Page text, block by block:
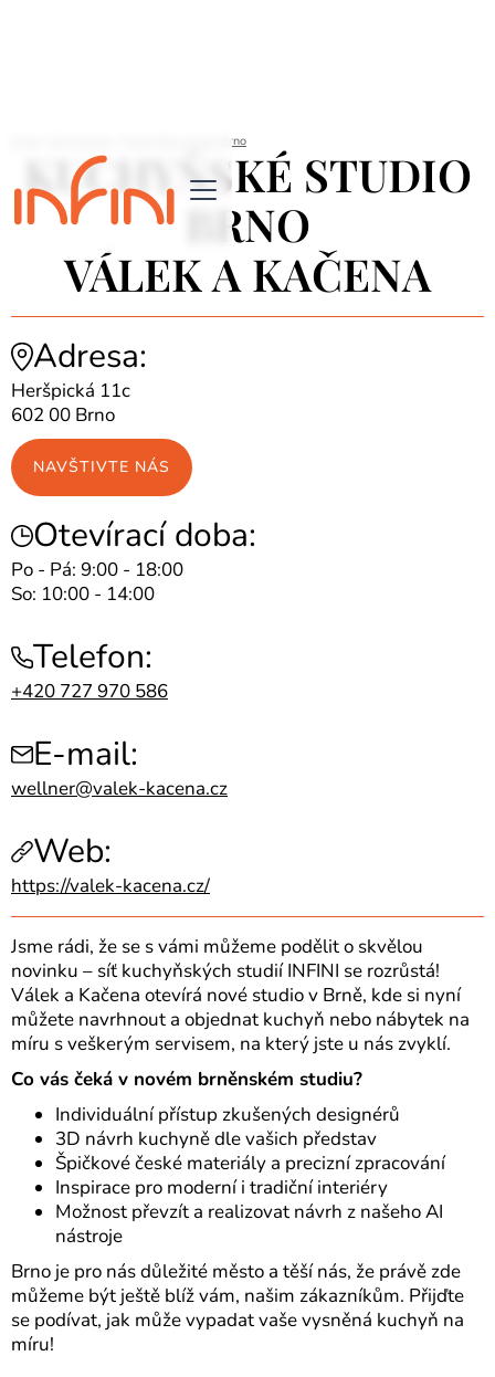
Kuchyňské studio Brno
KUCHYŇSKÉ STUDIO
BRNO
VÁLEK A KAČENA
Adresa:
Heršpická 11c
602 00 Brno
NAVŠTIVTE NÁS
Otevírací doba:
Po - Pá: 9:00 - 18:00
So: 10:00 - 14:00
Telefon:
+420 727 970 586
E-mail:
wellner@valek-kacena.cz
Web:
https://valek-kacena.cz/
Jsme rádi, že se s vámi můžeme podělit o skvělou
novinku – síť kuchyňských studií INFINI se rozrůstá!
Válek a Kačena otevírá nové studio v Brně, kde si nyní
můžete navrhnout a objednat kuchyň nebo nábytek na
míru s veškerým servisem, na který jste u nás zvyklí.
Co vás čeká v novém brněnském studiu?
Individuální přístup zkušených designérů
3D návrh kuchyně dle vašich představ
Špičkové české materiály a precizní zpracování
Inspirace pro moderní i tradiční interiéry
Možnost převzít a realizovat návrh z našeho AI
nástroje
Brno je pro nás důležité město a těší nás, že právě zde
můžeme být ještě blíž vám, našim zákazníkům. Přijďte
se podívat, jak může vypadat vaše vysněná kuchyň na
míru!